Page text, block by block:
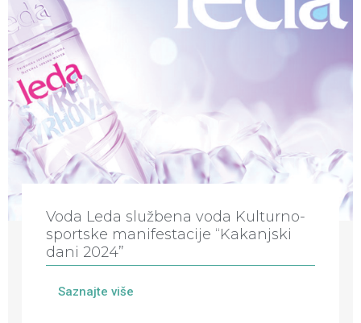
Voda Leda službena voda Kulturno-
sportske manifestacije “Kakanjski
dani 2024”
Saznajte više